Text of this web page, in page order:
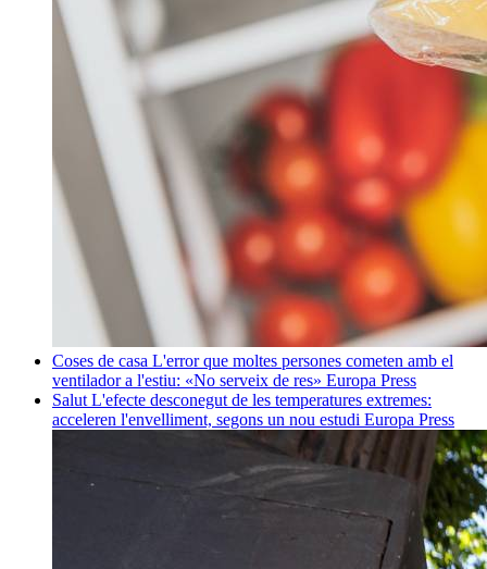
Coses de casa L'error que moltes persones cometen amb el
ventilador a l'estiu: «No serveix de res» Europa Press
Salut L'efecte desconegut de les temperatures extremes:
acceleren l'envelliment, segons un nou estudi Europa Press